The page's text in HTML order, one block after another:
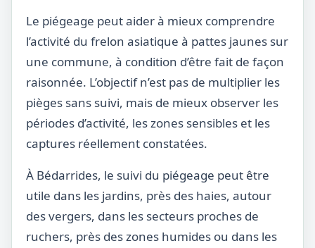
Le piégeage peut aider à mieux comprendre
l’activité du frelon asiatique à pattes jaunes sur
une commune, à condition d’être fait de façon
raisonnée. L’objectif n’est pas de multiplier les
pièges sans suivi, mais de mieux observer les
périodes d’activité, les zones sensibles et les
captures réellement constatées.
À Bédarrides, le suivi du piégeage peut être
utile dans les jardins, près des haies, autour
des vergers, dans les secteurs proches de
ruchers, près des zones humides ou dans les